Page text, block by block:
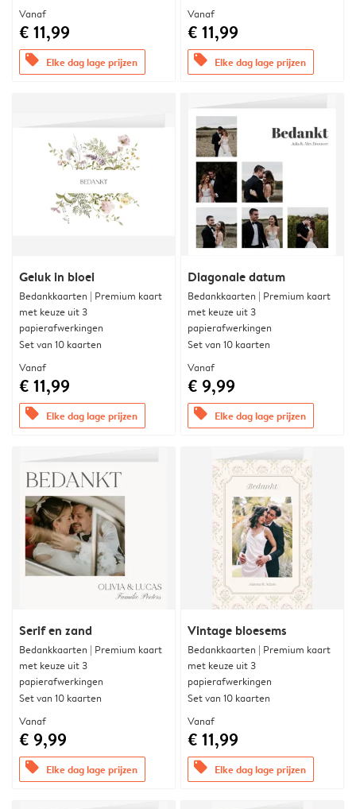
Vanaf
€ 11,99
offers Elke dag lage prijzen
Vanaf
€ 11,99
offers Elke dag lage prijzen
Geluk in bloei
Bedankkaarten | Premium kaart
met keuze uit 3
papierafwerkingen
Set van 10 kaarten
Vanaf
€ 11,99
offers Elke dag lage prijzen
Diagonale datum
Bedankkaarten | Premium kaart
met keuze uit 3
papierafwerkingen
Set van 10 kaarten
Vanaf
€ 9,99
offers Elke dag lage prijzen
Serif en zand
Bedankkaarten | Premium kaart
met keuze uit 3
papierafwerkingen
Set van 10 kaarten
Vanaf
€ 9,99
offers Elke dag lage prijzen
Vintage bloesems
Bedankkaarten | Premium kaart
met keuze uit 3
papierafwerkingen
Set van 10 kaarten
Vanaf
€ 11,99
offers Elke dag lage prijzen